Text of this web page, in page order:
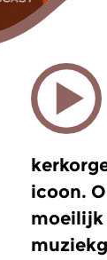
icoon.
moeilijk